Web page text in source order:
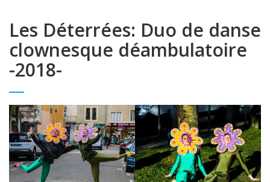
Les Déterrées: Duo de danse
clownesque déambulatoire
-2018-